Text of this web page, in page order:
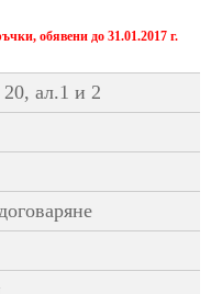
обявени до 31.01.2017 г.
ал.1 и 2